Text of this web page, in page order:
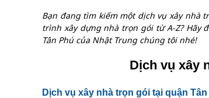
Bạn đang tìm kiếm một dịch vụ xây nhà
trình xây dựng nhà trọn gói từ A-Z? Hãy
Tân Phú của Nhật Trung chúng tôi nhé!
Dịch vụ xây
Dịch vụ xây nhà trọn gói tại quận Tân